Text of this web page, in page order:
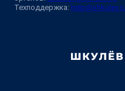
Техподдержка: help@shkulev.ru